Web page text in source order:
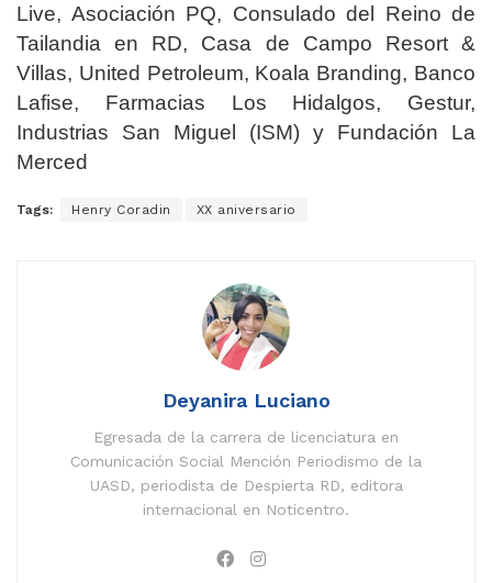
Live, Asociación PQ, Consulado del Reino de
Tailandia en RD, Casa de Campo Resort &
Villas, United Petroleum, Koala Branding, Banco
Lafise, Farmacias Los Hidalgos, Gestur,
Industrias San Miguel (ISM) y Fundación La
Merced
Tags: Henry Coradin XX aniversario
Deyanira Luciano
Egresada de la carrera de licenciatura en
Comunicación Social Mención Periodismo de la
UASD, periodista de Despierta RD, editora
internacional en Noticentro.